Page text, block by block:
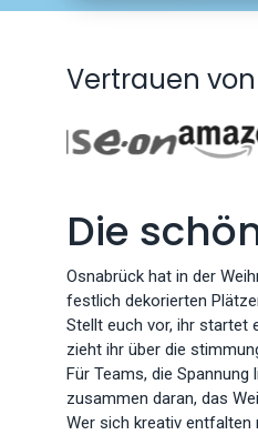
Vertrauen
Die
Osnabrück hat in der
festlich dekorierten
Stellt euch vor, ihr startet
zieht ihr über die
Für Teams, die
zusammen daran, das
Wer sich kreativ